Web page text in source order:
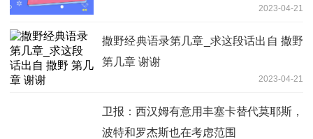
2023-04-21
撒野经典语录第几章_求这段话出自 撒野
第几章 谢谢
2023-04-21
卫报：西汉姆有意用丰塞卡替代莫耶斯，
波特和罗杰斯也在考虑范围